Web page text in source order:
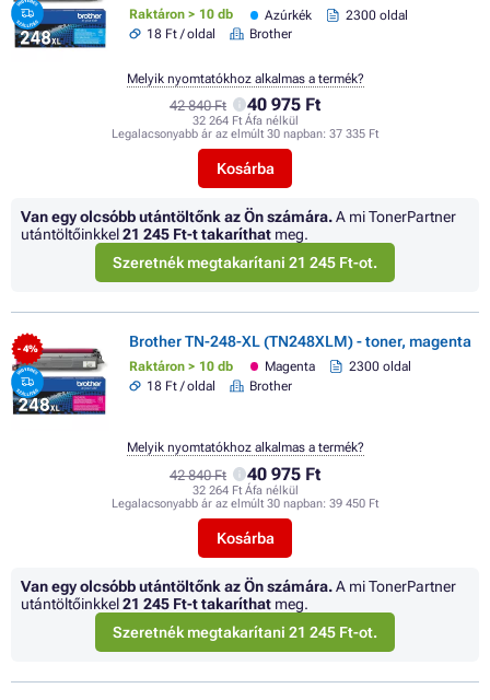
Raktáron > 10 db Azúrkék
2300 oldal
18 Ft / oldal
Brother
42 840 Ft 40 975 Ft
32 264 Ft Áfa nélkül
Legalacsonyabb ár az elmúlt 30 napban: 37 335 Ft
Kosárba
Melyik nyomtatókhoz alkalmas a termék?
Van egy olcsóbb utántöltőnk az Ön számára.A mi TonerPartner
utántöltőinkkel21 245 Ft-t takaríthat meg.
Szeretnék megtakarítani 21 245 Ft-ot.
- 4% Brother TN-248-XL (TN248XLM) - toner, magenta
Raktáron > 10 db Magenta
2300 oldal
18 Ft / oldal
Brother
42 840 Ft 40 975 Ft
32 264 Ft Áfa nélkül
Legalacsonyabb ár az elmúlt 30 napban: 39 450 Ft
Kosárba
Melyik nyomtatókhoz alkalmas a termék?
Van egy olcsóbb utántöltőnk az Ön számára.A mi TonerPartner
utántöltőinkkel21 245 Ft-t takaríthat meg.
Szeretnék megtakarítani 21 245 Ft-ot.